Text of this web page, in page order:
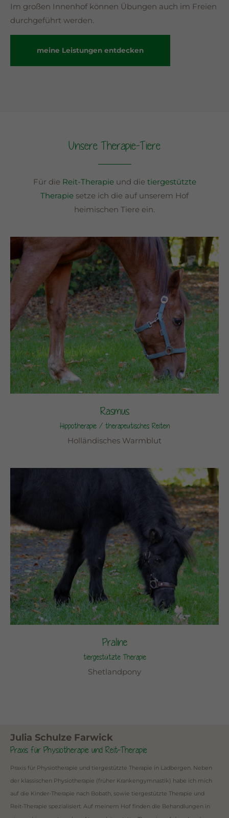
Im großen Innenhof können Übungen auch im Freien
durchgeführt werden.
meine Leistungen entdecken
Unsere Therapie-Tiere
Für die Reit-Therapieund die tiergestützte
Therapie setze ich die auf unserem Hof
heimischen Tiere ein.
Rasmus
Hippotherapie / therapeutisches Reiten
Holländisches Warmblut
Praline
tiergestützte Therapie
Shetlandpony
Julia Schulze Farwick
Praxis für Physiotherapie und Reit-Therapie
Praxis für Physiotherapie und tiergestützte Therapie in Ladbergen. Neben
der klassischen Physiotherapie (früher Krankengymnastik) habe ich mich
auf die Kinder-Therapie nach Bobath, sowie tiergestützte Therapie und
Reit-Therapie spezialisiert. Auf meinem Hof finden die Behandlungen in